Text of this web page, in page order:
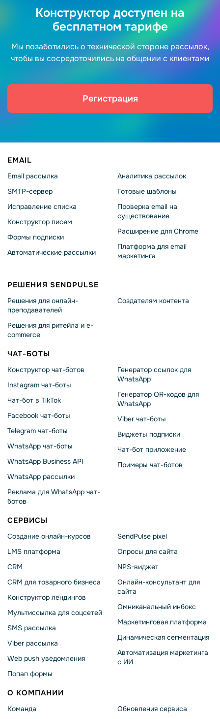
Конструктор доступен на
бесплатном тарифе
Мы позаботились о технической стороне рассылок,
чтобы вы сосредоточились на общении с клиентами
Регистрация
EMAIL
Email рассылка
SMTP-сервер
Исправление списка
Конструктор писем
Формы подписки
Автоматические рассылки
Аналитика рассылок
Готовые шаблоны
Проверка email на
существование
Расширение для Chrome
Платформа для email
маркетинга
РЕШЕНИЯ SENDPULSE
Решения для онлайн-
преподавателей
Решения для ритейла и e-
commerce
Создателям контента
ЧАТ-БОТЫ
Конструктор чат-ботов
Instagram чат-боты
Чат-бот в TikTok
Facebook чат-боты
Telegram чат-боты
WhatsApp чат-боты
WhatsApp Business API
WhatsApp рассылки
Реклама для WhatsApp чат-
ботов
Генератор ссылок для
WhatsApp
Генератор QR-кодов для
WhatsApp
Viber чат-боты
Виджеты подписки
Чат-бот приложение
Примеры чат-ботов
СЕРВИСЫ
Создание онлайн-курсов
LMS платформа
CRM
CRM для товарного бизнеса
Конструктор лендингов
Мультиссылка для соцсетей
SMS рассылка
Viber рассылка
Web push уведомления
Попап формы
SendPulse pixel
Опросы для сайта
NPS-виджет
Онлайн-консультант для
сайта
Омниканальный инбокс
Маркетинговая платформа
Динамическая сегментация
Автоматизация маркетинга
с ИИ
О КОМПАНИИ
Команда
Обновления сервиса